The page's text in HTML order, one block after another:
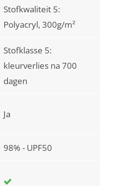
Stofkwaliteit 5:
Polyacryl, 300g/m²
Stofklasse 5:
kleurverlies na 700
dagen
Ja
98% - UPF50